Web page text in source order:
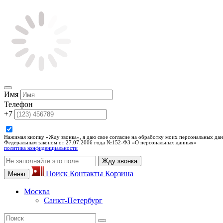
Имя
Телефон
+7
Нажимая кнопку «Жду звонка», я даю свое согласие на обработку моих персональных
Федеральным законом от 27.07.2006 года №152-ФЗ «О персональных данных»
политика конфиденциальности
Жду звонка
Меню
Поиск Контакты Корзина
Москва
Санкт-Петербург